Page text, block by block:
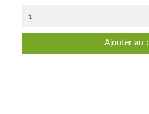
Ajouter au